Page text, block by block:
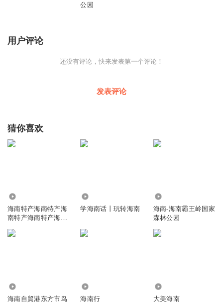
公园
用户评论
还没有评论，快来发表第一个评论！
发表评论
猜你喜欢
海南特产海南特产海
南特产海南特产海南
学海南话丨玩转海南
海南-海南霸王岭国家
森林公园
海南自貿港东方市鸟
海南行 大美海南